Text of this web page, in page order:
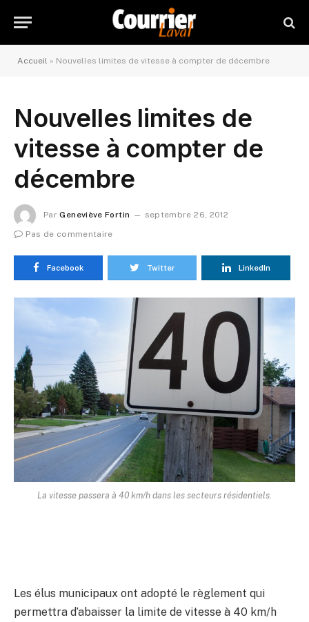
Accueil » Nouvelles limites de vitesse à compter de décembre
Nouvelles limites de
vitesse à compter de
décembre
Par Geneviève Fortin
septembre 26, 2012
Pas de commentaire
Facebook Twitter LinkedIn
La vitesse passera à 40 km/h dans les secteurs résidentiels.
Les élus municipaux ont adopté le règlement qui
permettra d’abaisser la limite de vitesse à 40 km/h